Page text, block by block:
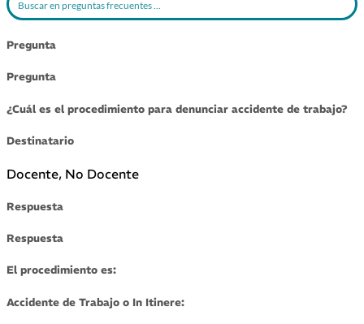
Pregunta
Pregunta
¿Cuál es el procedimiento para denunciar accidente de trabajo?
Destinatario
Docente, No Docente
Respuesta
Respuesta
El procedimiento es:
Accidente de Trabajo o In Itinere: